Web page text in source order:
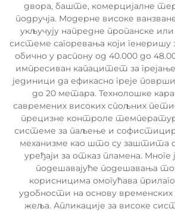
двора, баште, комерцијалне
подручја. Модерне високе
укључују напредне пропанске
системе сагоревања који генеришу
обично у распону од 40.000 до
импресиван капацитет за грејање
јединици да ефикасно греје
до 20 метара. Технолошке
савремених високих спољних петио
прецизне контроле
системе за паљење и
механизме као што су заштита
уређаји за отказ пламена. Многе
подешавајуће подешавања
корисницима омогућава
удобности на основу временских
жеља. Апликације за високе